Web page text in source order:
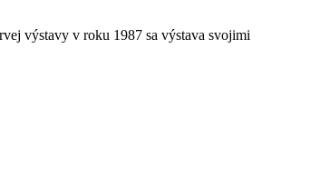
výstavy v roku 1987 sa výstava svojimi